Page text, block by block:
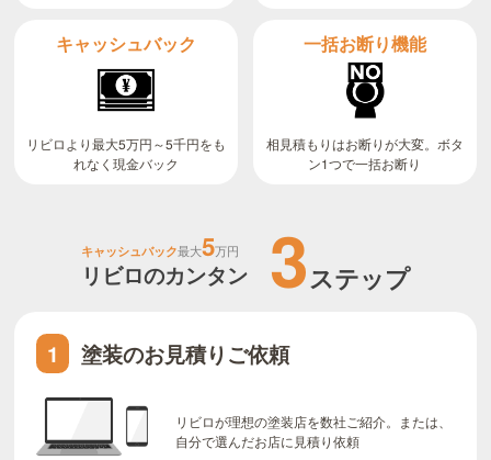
キャッシュバック
リビロより最大5万円～5千円をも
れなく現金バック
一括お断り機能
相見積もりはお断りが大変。ボタ
ン1つで一括お断り
キャッシュバック最大5万円
リビロのカンタン 3ステップ
1 塗装のお見積りご依頼
リビロが理想の塗装店を数社ご紹介。または、
自分で選んだお店に見積り依頼